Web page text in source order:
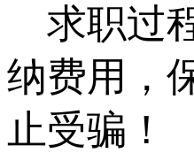
求职过
纳费用，
止受骗！